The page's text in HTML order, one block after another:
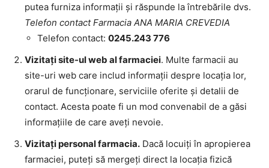
putea furniza informații și răspunde la întrebările dvs.
Telefon contact Farmacia ANA MARIA CREVEDIA
Telefon contact: 0245.243 776
Vizitați site-ul web al farmaciei. Multe farmacii au
site-uri web care includ informații despre locația lor,
orarul de funcționare, serviciile oferite și detalii de
contact. Acesta poate fi un mod convenabil de a găsi
informațiile de care aveți nevoie.
Vizitați personal farmacia. Dacă locuiți în apropierea
farmaciei, puteți să mergeți direct la locația fizică